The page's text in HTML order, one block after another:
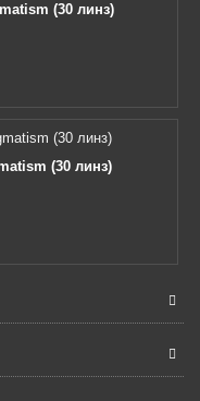
(30 линз)
(30 линз)